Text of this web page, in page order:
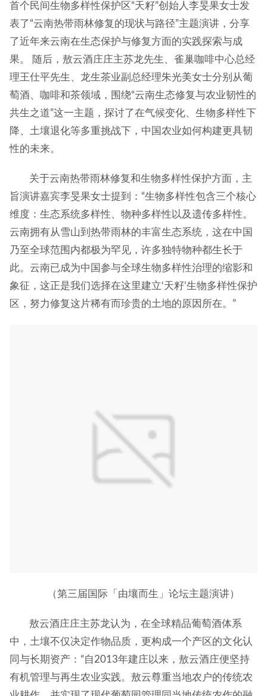
首个民间生物多样性保护区“天籽”创始人李旻果女士发
表了“云南热带雨林修复的现状与路径”主题演讲，分享
了近年来云南在生态保护与修复方面的实践探索与成
果。 随后，敖云酒庄庄主苏龙先生、雀巢咖啡中心总经
理王仕平先生、龙生茶业副总经理朱光美女士分别从葡
萄酒、咖啡和茶领域，围绕“云南生态修复与农业韧性的
共生之道”这一主题，探讨了在气候变化、生物多样性下
降、土壤退化等多重挑战下，中国农业如何构建更具韧
性的未来。
关于云南热带雨林修复和生物多样性保护方面，主
旨演讲嘉宾李旻果女士提到：“生物多样性包含三个核心
维度：生态系统多样性、物种多样性以及遗传多样性。
云南拥有从雪山到热带雨林的丰富生态系统，这在中国
乃至全球范围内都极为罕见，许多独特物种都生长于
此。云南已成为中国参与全球生物多样性治理的缩影和
象征，这正是我们选择在这里建立‘天籽’生物多样性保护
区，努力修复这片稀有而珍贵的土地的原因所在。”
（第三届国际「由壤而生」论坛主题演讲）
敖云酒庄庄主苏龙认为，在全球精品葡萄酒体系
中，土壤不仅决定作物品质，更构成一个产区的文化认
同与长期资产：“自2013年建庄以来，敖云酒庄便坚持
有机管理与再生农业实践。敖云尊重当地农户的传统农